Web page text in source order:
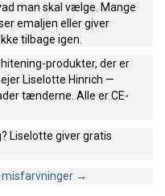
man skal vælge. Mange
emaljen eller giver
tilbage igen.
produkter, der er
Liselotte Hinrich —
tænderne. Alle er CE-
Liselotte giver gratis
misfarvninger →